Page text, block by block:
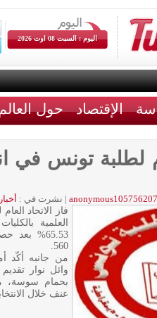
اليوم : السبت 08 اوت 2026
الإقتصاد حول
لطلبة تونس في
| نشرت في :
فاز الاتحاد
العلمية
560.
من جانبه أكّد
بحمام سوسة،
عنف خلال